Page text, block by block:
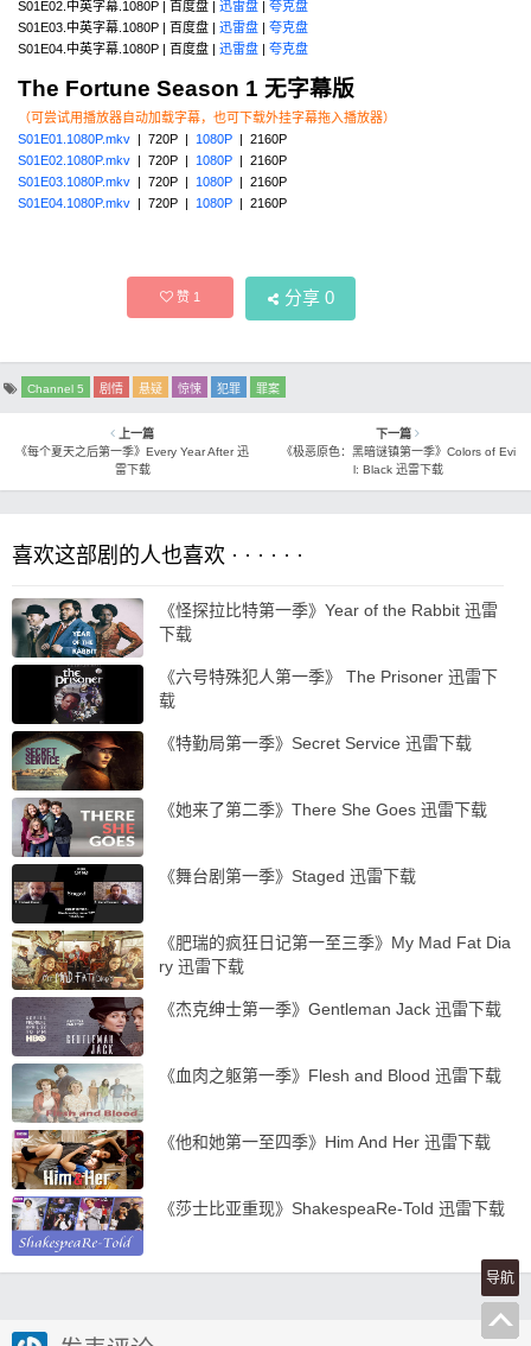
S01E02.中英字幕.1080P | 百度盘 | 迅雷盘 | 夸克盘
S01E03.中英字幕.1080P | 百度盘 | 迅雷盘 | 夸克盘
S01E04.中英字幕.1080P | 百度盘 | 迅雷盘 | 夸克盘
The Fortune Season 1 无字幕版
（可尝试用播放器自动加载字幕，也可下载外挂字幕拖入播放器）
S01E01.1080P.mkv | 720P | 1080P | 2160P
S01E02.1080P.mkv | 720P | 1080P | 2160P
S01E03.1080P.mkv | 720P | 1080P | 2160P
S01E04.1080P.mkv | 720P | 1080P | 2160P
赞1 分享 0
Channel 5 剧情 悬疑 惊悚 犯罪 罪案
上一篇
《每个夏天之后第一季》Every Year After 迅
雷下载
下一篇
《极恶原色：黑暗谜镇第一季》Colors of Evi
l: Black 迅雷下载
喜欢这部剧的人也喜欢 · · · · · ·
《怪探拉比特第一季》Year of the Rabbit 迅雷
下载
《六号特殊犯人第一季》 The Prisoner 迅雷下
载
《特勤局第一季》Secret Service 迅雷下载
《她来了第二季》There She Goes 迅雷下载
《舞台剧第一季》Staged 迅雷下载
《肥瑞的疯狂日记第一至三季》My Mad Fat Dia
ry 迅雷下载
《杰克绅士第一季》Gentleman Jack 迅雷下载
《血肉之躯第一季》Flesh and Blood 迅雷下载
《他和她第一至四季》Him And Her 迅雷下载
《莎士比亚重现》ShakespeaRe-Told 迅雷下载
导航